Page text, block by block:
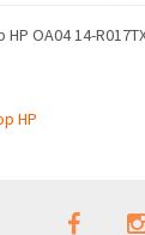
OA04 14-
HP